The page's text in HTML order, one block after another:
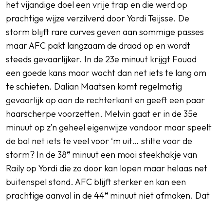
het vijandige doel een vrije trap en die werd op
prachtige wijze verzilverd door Yordi Teijsse. De
storm blijft rare curves geven aan sommige passes
maar AFC pakt langzaam de draad op en wordt
steeds gevaarlijker. In de 23e minuut krijgt Fouad
een goede kans maar wacht dan net iets te lang om
te schieten. Dalian Maatsen komt regelmatig
gevaarlijk op aan de rechterkant en geeft een paar
haarscherpe voorzetten. Melvin gaat er in de 35e
minuut op z’n geheel eigenwijze vandoor maar speelt
de bal net iets te veel voor ‘m uit… stilte voor de
storm? In de 38e minuut een mooi steekhakje van
Raily op Yordi die zo door kan lopen maar helaas net
buitenspel stond. AFC blijft sterker en kan een
prachtige aanval in de 44e minuut niet afmaken. Dat